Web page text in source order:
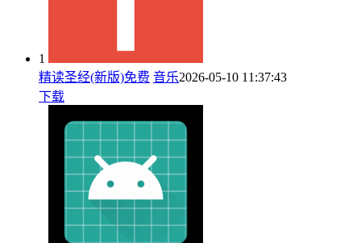
1
精读圣经(新版)免费 音乐2026-05-10 11:37:43
下载